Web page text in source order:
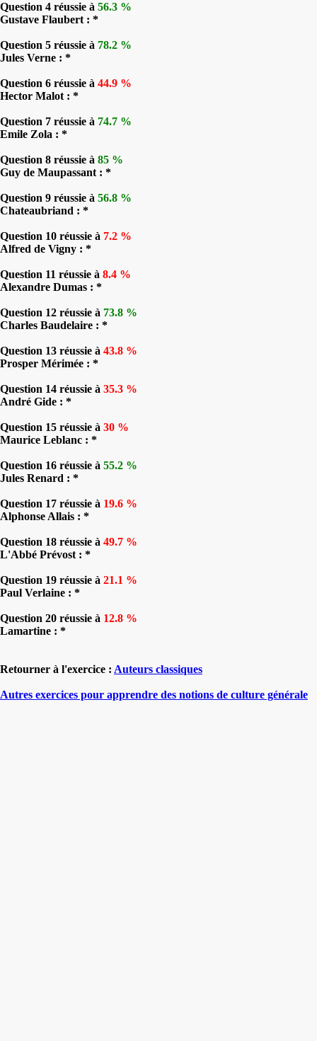
Question 4 réussie à 56.3 %
Gustave Flaubert : *
Question 5 réussie à 78.2 %
Jules Verne : *
Question 6 réussie à 44.9 %
Hector Malot : *
Question 7 réussie à 74.7 %
Emile Zola : *
Question 8 réussie à 85 %
Guy de Maupassant : *
Question 9 réussie à 56.8 %
Chateaubriand : *
Question 10 réussie à 7.2 %
Alfred de Vigny : *
Question 11 réussie à 8.4 %
Alexandre Dumas : *
Question 12 réussie à 73.8 %
Charles Baudelaire : *
Question 13 réussie à 43.8 %
Prosper Mérimée : *
Question 14 réussie à 35.3 %
André Gide : *
Question 15 réussie à 30 %
Maurice Leblanc : *
Question 16 réussie à 55.2 %
Jules Renard : *
Question 17 réussie à 19.6 %
Alphonse Allais : *
Question 18 réussie à 49.7 %
L'Abbé Prévost : *
Question 19 réussie à 21.1 %
Paul Verlaine : *
Question 20 réussie à 12.8 %
Lamartine : *
Retourner à l'exercice : Auteurs classiques
Autres exercices pour apprendre des notions de culture générale